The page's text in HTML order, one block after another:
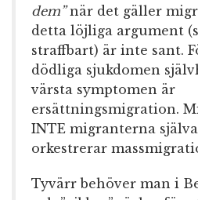
dem”när det gäller
detta löjliga argument
straffbart) är inte sant.
dödliga sjukdomen
värsta symptomen är
ersättningsmigration.
INTE migranterna
orkestrerar
Tyvärr behöver man i